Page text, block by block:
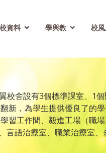
資料 學與教 校
校舍設有3個標準課室、1
新，為學生提供優良了的
習工作間、毅進工場（職
言語治療室、職業治療室